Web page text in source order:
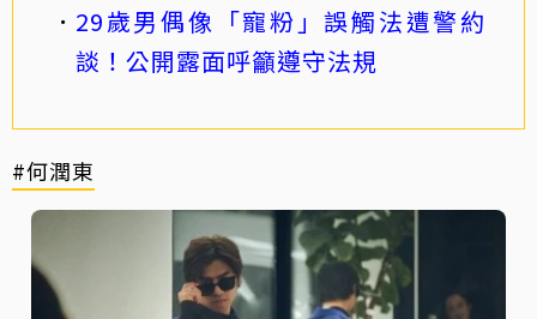
29歲男偶像「寵粉」誤觸法遭警約
談！公開露面呼籲遵守法規
#何潤東